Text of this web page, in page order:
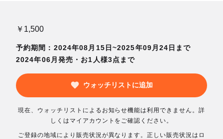
￥1,500
予約期間：2024年08月15日~2025年09月24日まで
2024年06月発売・お1人様3点まで
ウォッチリストに追加
現在、ウォッチリストによるお知らせ機能は利用できません。詳
しくはマイアカウントをご確認ください。
ご登録の地域により販売状況が異なります。正しい販売状況はロ